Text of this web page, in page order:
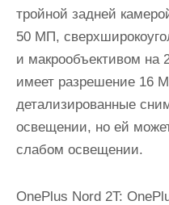
тройной задней
50 МП,
и макрообъективом на
имеет разрешение 16
детализированные
освещении, но ей
слабом освещении.
OnePlus Nord 2T: